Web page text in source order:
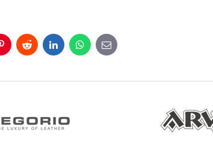
PinterestRedditLinkedInWhatsApp
E-
mail